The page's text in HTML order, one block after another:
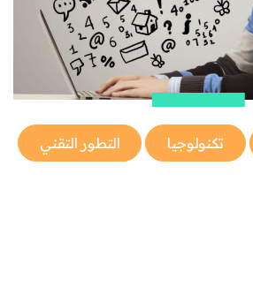
تكنولوجيا التطور التقني